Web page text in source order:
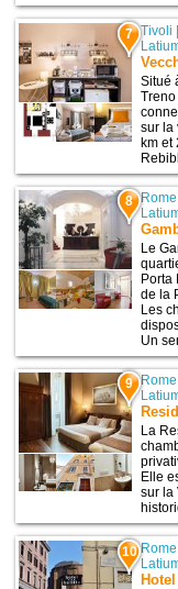
7 Tivoli
Situé
sur la
km et
8 Rome
Le
Porta
de la
Les
Un
9 Rome
La
Elle
sur la
10 Rome